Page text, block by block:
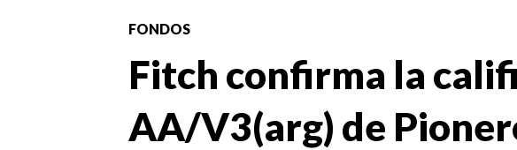
FONDOS
Fitch confirma la
AA/V3(arg) de